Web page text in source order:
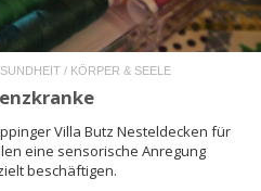
/ KÖRPER & SEELE
Villa Butz Nesteldecken für
eine sensorische Anregung
beschäftigen.